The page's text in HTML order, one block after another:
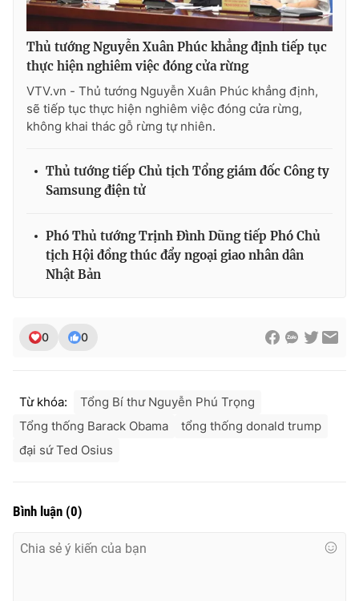
THỜI BÁO VTV
Cơ quan chủ quản:
Đài Truyền hình Việt Nam
Giấy phép hoạt động báo in và báo điện tử số 483/GP-BTTTT
cấp ngày 29/12/2023
Tổng Biên tập:
Tổng đài VTV:
024.38 355 931 - 024.38 355 932
Liên hệ quảng cáo:
024-7300.7108
Thủ tướng Nguyễn Xuân Phúc khẳng định tiếp tục
thực hiện nghiêm việc đóng cửa rừng
VTV.vn - Thủ tướng Nguyễn Xuân Phúc khẳng định,
sẽ tiếp tục thực hiện nghiêm việc đóng cửa rừng,
không khai thác gỗ rừng tự nhiên.
Thủ tướng tiếp Chủ tịch Tổng giám đốc Công ty
Samsung điện tử
Phó Thủ tướng Trịnh Đình Dũng tiếp Phó Chủ
tịch Hội đồng thúc đẩy ngoại giao nhân dân
Nhật Bản
0 0
Từ khóa:
Tổng Bí thư Nguyễn Phú Trọng
Tổng thống Barack Obama
tổng thống donald trump
đại sứ Ted Osius
Bình luận (0)